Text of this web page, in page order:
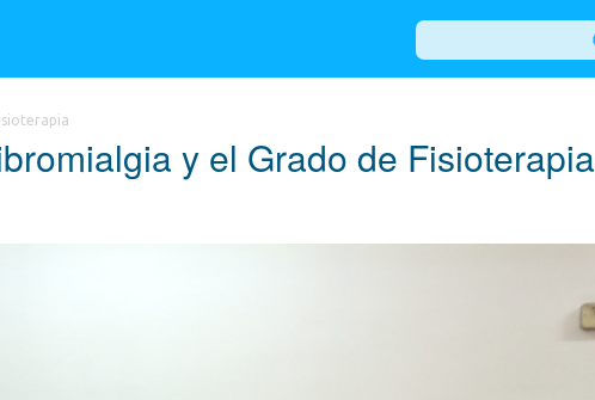
y el Grado de Fisioterapia